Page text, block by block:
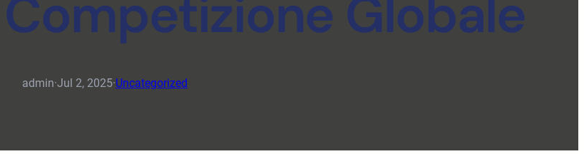
Globale
admin·Jul 2, 2025·Uncategorized